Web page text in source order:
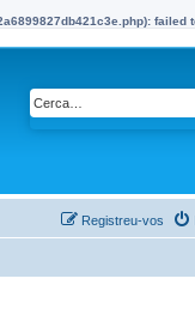
failed
Registreu-vos